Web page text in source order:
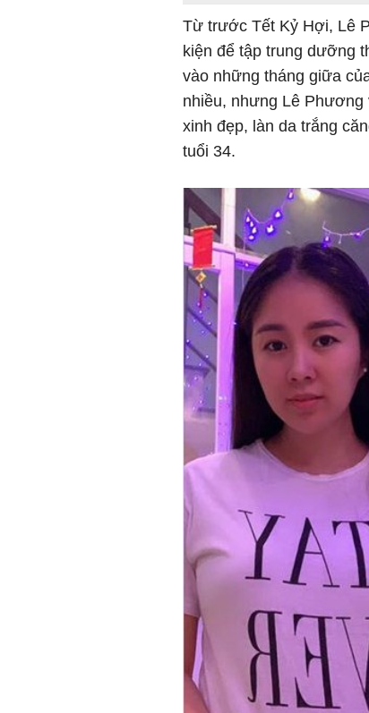
Từ trước Tết Kỷ Hợi, Lê
kiện để tập trung dưỡng
vào những tháng giữa
nhiều, nhưng Lê
xinh đẹp, làn da trắng
tuổi 34.